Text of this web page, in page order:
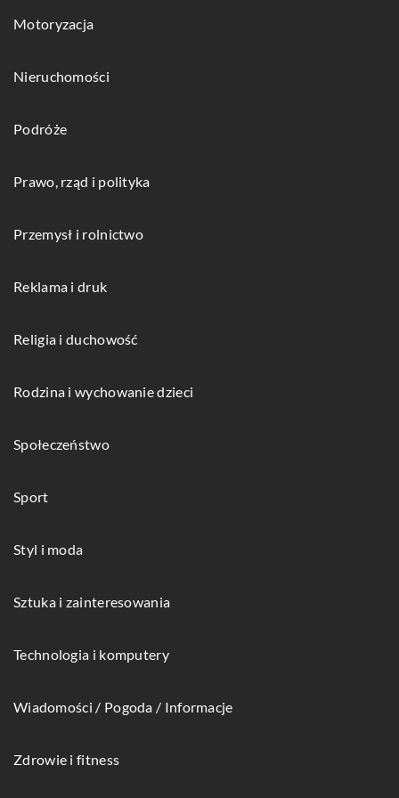
Motoryzacja
Nieruchomości
Podróże
Prawo, rząd i polityka
Przemysł i rolnictwo
Reklama i druk
Religia i duchowość
Rodzina i wychowanie dzieci
Społeczeństwo
Sport
Styl i moda
Sztuka i zainteresowania
Technologia i komputery
Wiadomości / Pogoda / Informacje
Zdrowie i fitness